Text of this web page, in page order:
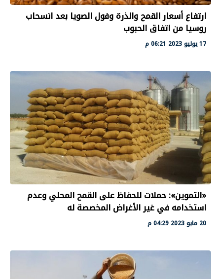
ارتفاع أسعار القمح والذرة وفول الصويا بعد انسحاب
روسيا من اتفاق الحبوب
17 يوليو 2023 06:21 م
«التموين»: حملات للحفاظ على القمح المحلي وعدم
استخدامه في غير الأغراض المخصصة له
20 مايو 2023 04:29 م